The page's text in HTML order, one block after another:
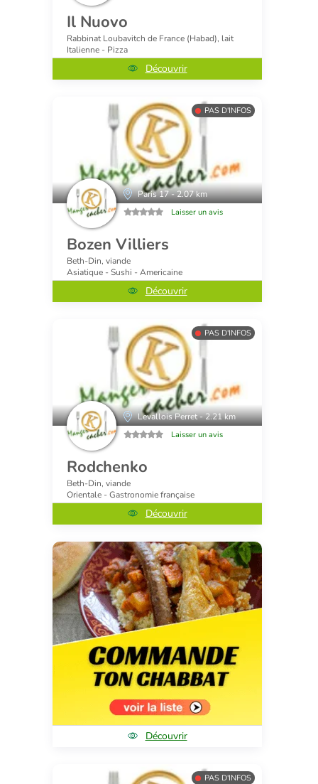
Il Nuovo
Rabbinat Loubavitch de France (Habad), lait
Italienne - Pizza
Découvrir
PAS D'INFOS
Paris 17 - 2.07 km
Laisser un avis
Bozen Villiers
Beth-Din, viande
Asiatique - Sushi - Americaine
Découvrir
PAS D'INFOS
Levallois Perret - 2.21 km
Laisser un avis
Rodchenko
Beth-Din, viande
Orientale - Gastronomie française
Découvrir
Découvrir
PAS D'INFOS